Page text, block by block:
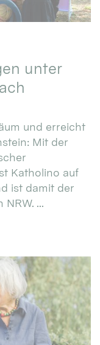
unter
und erreicht
Mit der
Katholino auf
ist damit der
...